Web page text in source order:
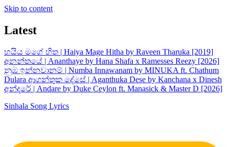
Skip to content
Latest
හයිය මගේ හිත | Haiya Mage Hitha by Raveen Tharuka [2019]
අනන්තයේ | Ananthaye by Hana Shafa x Ramesses Reezy [2026]
නුඹ ඉන්නවානම් | Numba Innawanam by MINUKA ft. Chathum
Dulara ආගන්තුක දේසේ | Aganthuka Dese by Kanchana x Dinesh
අන්දරේ | Andare by Duke Ceylon ft. Manasick & Master D [2026]
Sinhala Song Lyrics